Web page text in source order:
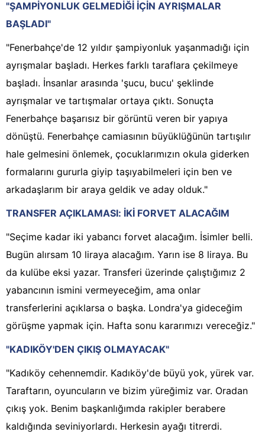
"ŞAMPİYONLUK GELMEDİĞİ İÇİN AYRIŞMALAR
BAŞLADI"
"Fenerbahçe'de 12 yıldır şampiyonluk yaşanmadığı için
ayrışmalar başladı. Herkes farklı taraflara çekilmeye
başladı. İnsanlar arasında 'şucu, bucu' şeklinde
ayrışmalar ve tartışmalar ortaya çıktı. Sonuçta
Fenerbahçe başarısız bir görüntü veren bir yapıya
dönüştü. Fenerbahçe camiasının büyüklüğünün tartışılır
hale gelmesini önlemek, çocuklarımızın okula giderken
formalarını gururla giyip taşıyabilmeleri için ben ve
arkadaşlarım bir araya geldik ve aday olduk."
TRANSFER AÇIKLAMASI: İKİ FORVET ALACAĞIM
"Seçime kadar iki yabancı forvet alacağım. İsimler belli.
Bugün alırsam 10 liraya alacağım. Yarın ise 8 liraya. Bu
da kulübe eksi yazar. Transferi üzerinde çalıştığımız 2
yabancının ismini vermeyeceğim, ama onlar
transferlerini açıklarsa o başka. Londra'ya gideceğim
görüşme yapmak için. Hafta sonu kararımızı vereceğiz."
"KADIKÖY'DEN ÇIKIŞ OLMAYACAK"
"Kadıköy cehennemdir. Kadıköy'de büyü yok, yürek var.
Taraftarın, oyuncuların ve bizim yüreğimiz var. Oradan
çıkış yok. Benim başkanlığımda rakipler berabere
kaldığında seviniyorlardı. Herkesin ayağı titrerdi.